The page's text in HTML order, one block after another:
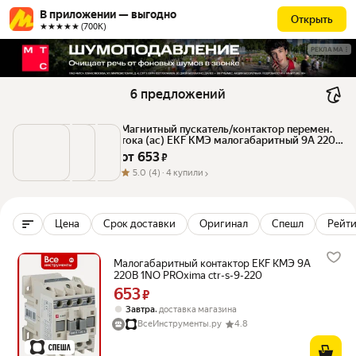
В приложении — выгодно
★★★★★ (700К)
Открыть
РЕКЛАМА
6 предложений
Магнитный пускатель/контактор перемен.
тока (ac) EKF КМЭ малогабаритный 9А 220В
1NO PROxima
от 653 ₽
5.0 (4) · 4 купили
Цена Срок доставки Оригинал Спешл
Малогабаритный контактор EKF КМЭ 9А
220В 1NO PROxima ctr-s-9-220
Цена 653 ₽ вместо
653₽
Завтра, доставка магазина
ВсеИнструменты.ру
4.8